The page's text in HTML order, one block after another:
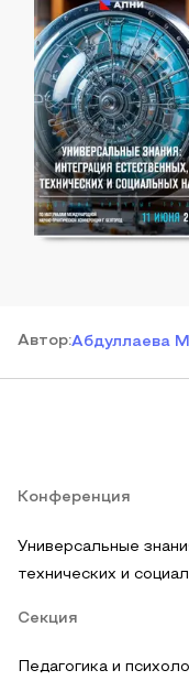
Автор:Абдуллаева
Конференция
Универсальные
технических и
Секция
Педагогика и